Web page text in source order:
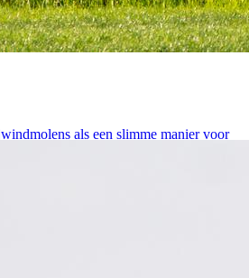
als een slimme manier voor